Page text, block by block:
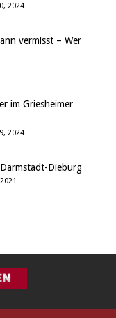
2024
vermisst – Wer
im Griesheimer
2024
Dieburg